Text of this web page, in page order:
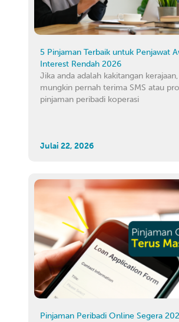
5 Pinjaman Terbaik untuk Penjawat
Interest Rendah 2026
Jika anda adalah kakitangan
mungkin pernah terima SMS atau
pinjaman peribadi koperasi
Julai 22, 2026
Pinjaman Peribadi Online Segera